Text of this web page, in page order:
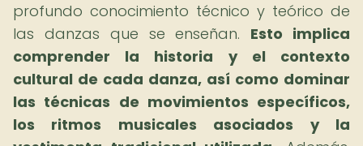
profundo conocimiento técnico y teórico de
las danzas que se enseñan. Esto implica
comprender la historia y el contexto
cultural de cada danza, así como dominar
las técnicas de movimientos específicos,
los ritmos musicales asociados y la